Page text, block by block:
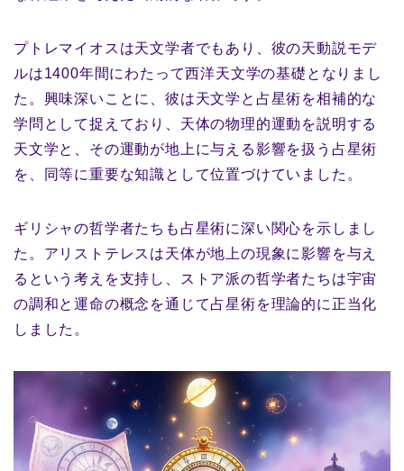
プトレマイオスは天文学者でもあり、彼の天動説モデ
ルは1400年間にわたって西洋天文学の基礎となりまし
た。興味深いことに、彼は天文学と占星術を相補的な
学問として捉えており、天体の物理的運動を説明する
天文学と、その運動が地上に与える影響を扱う占星術
を、同等に重要な知識として位置づけていました。
ギリシャの哲学者たちも占星術に深い関心を示しまし
た。アリストテレスは天体が地上の現象に影響を与え
るという考えを支持し、ストア派の哲学者たちは宇宙
の調和と運命の概念を通じて占星術を理論的に正当化
しました。